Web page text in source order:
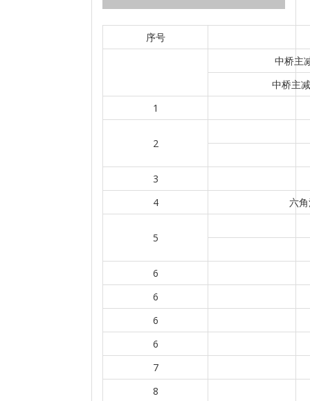
序号
中桥主
中桥主
1
2
3
4
六
5
6
6
6
6
7
8